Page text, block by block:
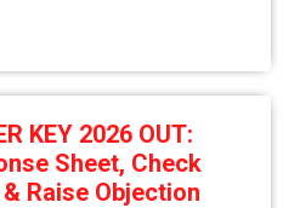
KEY 2026 OUT:
Sheet, Check
Raise Objection